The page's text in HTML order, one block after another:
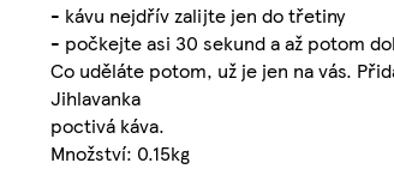
- kávu nejdřív zalijte jen do třetiny
- počkejte asi 30 sekund a až potom
Co uděláte potom, už je jen na vás.
Jihlavanka
poctivá káva.
Množství: 0.15kg